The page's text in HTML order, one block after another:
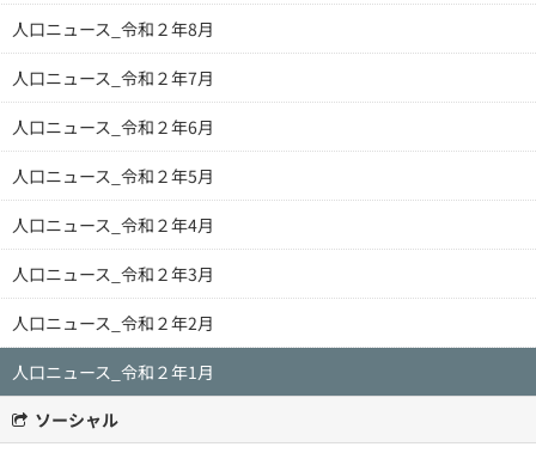
人口ニュース_令和２年8月
人口ニュース_令和２年7月
人口ニュース_令和２年6月
人口ニュース_令和２年5月
人口ニュース_令和２年4月
人口ニュース_令和２年3月
人口ニュース_令和２年2月
人口ニュース_令和２年1月
ソーシャル